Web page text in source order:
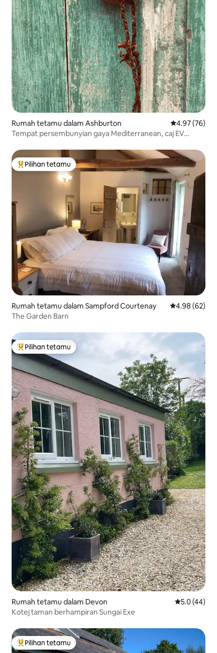
Rumah tetamu dalam Ashburton Penarafan
4.97 (76)
Tempat persembunyian gaya Mediterranean, caj EV
Pilihan utama tetamu
Pilihan tetamu
Rumah tetamu dalam Sampford Courtenay Penarafan
4.98 (62)
The Garden Barn
Pilihan utama tetamu
Pilihan tetamu
Rumah tetamu dalam Devon Penarafan
5.0 (44)
Kotej taman berhampiran Sungai Exe
Pilihan utama tetamu
Pilihan tetamu